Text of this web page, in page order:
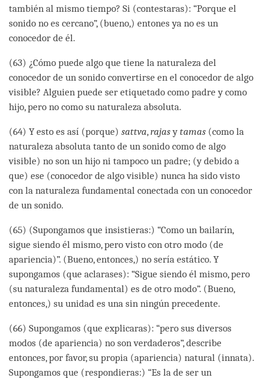
también al mismo tiempo? Si (contestaras): “Porque el
sonido no es cercano”, (bueno,) entones ya no es un
conocedor de él.
(63) ¿Cómo puede algo que tiene la naturaleza del
conocedor de un sonido convertirse en el conocedor de algo
visible? Alguien puede ser etiquetado como padre y como
hijo, pero no como su naturaleza absoluta.
(64) Y esto es así (porque) sattva,rajasytamas (como la
naturaleza absoluta tanto de un sonido como de algo
visible) no son un hijo ni tampoco un padre; (y debido a
que) ese (conocedor de algo visible) nunca ha sido visto
con la naturaleza fundamental conectada con un conocedor
de un sonido.
(65) (Supongamos que insistieras:) “Como un bailarín,
sigue siendo él mismo, pero visto con otro modo (de
apariencia)”. (Bueno, entonces,) no sería estático. Y
supongamos (que aclarases): “Sigue siendo él mismo, pero
(su naturaleza fundamental) es de otro modo”. (Bueno,
entonces,) su unidad es una sin ningún precedente.
(66) Supongamos (que explicaras): “pero sus diversos
modos (de apariencia) no son verdaderos”, describe
entonces, por favor, su propia (apariencia) natural (innata).
Supongamos que (respondieras:) “Es la de ser un